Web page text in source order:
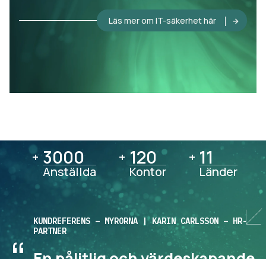
Läs mer om IT-säkerhet här
+ 3000
3000
Anställda
+ 120
120
Kontor
+ 11
11
Länder
KUNDREFERENS – MYRORNA | KARIN CARLSSON – HR-
PARTNER